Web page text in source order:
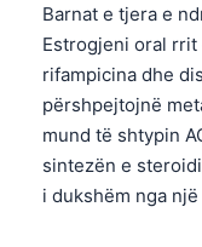
Barnat e tjera e
Estrogjeni oral
rifampicina dhe
përshpejtojnë
mund të shtypin
sintezën e
i dukshëm nga